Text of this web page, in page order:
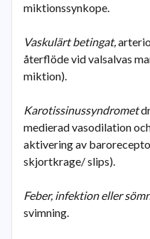
miktionssynkope.
Vaskulärt betingat,
återflöde vid valsalvas
miktion).
Karotissinussyndromet
medierad vasodilation
aktivering av
skjortkrage/ slips).
Feber, infektion eller
svimning.